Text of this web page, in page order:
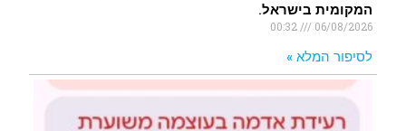
המקומית בישראל.
06/08/2026
00:32
לסיפור המלא »